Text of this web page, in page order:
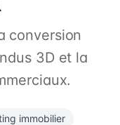
conversion
3D et la
immobilier